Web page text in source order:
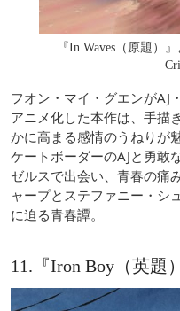
『In Waves（原題）
フオン・マイ・グエンがAJ
アニメ化した本作は、手描
かに高まる感情のうねりが
ケートボーダーのAJと勇敢
ゼルスで出会い、青春の痛
ャープとステファニー・シ
に迫る青春譚。
11.『Iron Boy（英題